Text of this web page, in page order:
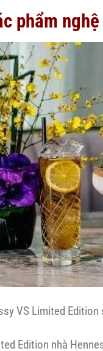
phẩm
VS Limited
Edition nhà